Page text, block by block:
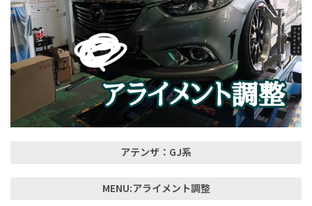
アテンザ：GJ系
MENU:アライメント調整